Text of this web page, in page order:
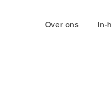
Over ons In-